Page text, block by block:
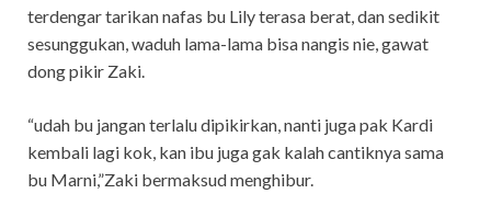
terdengar tarikan nafas bu Lily terasa berat, dan sedikit
sesunggukan, waduh lama-lama bisa nangis nie, gawat
dong pikir Zaki.
“udah bu jangan terlalu dipikirkan, nanti juga pak Kardi
kembali lagi kok, kan ibu juga gak kalah cantiknya sama
bu Marni,”Zaki bermaksud menghibur.